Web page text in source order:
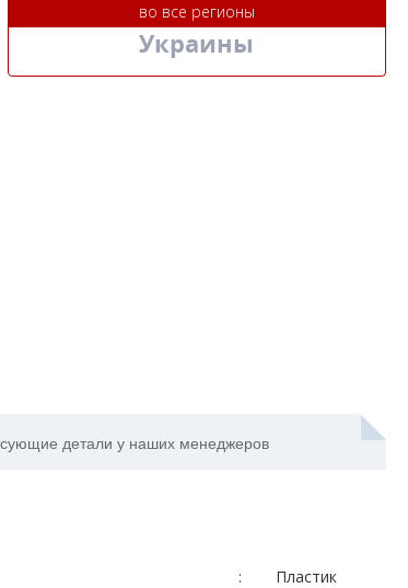
во все регионы
Украины
детали у наших менеджеров
: Пластик